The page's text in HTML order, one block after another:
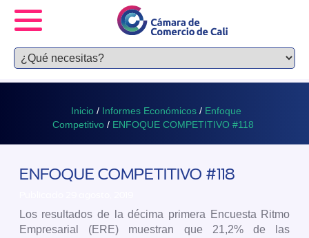
Inicio / Informes Económicos / Enfoque
Competitivo / ENFOQUE COMPETITIVO #118
ENFOQUE COMPETITIVO #118
Los resultados de la décima primera Encuesta Ritmo
Empresarial (ERE) muestran que 21,2% de las